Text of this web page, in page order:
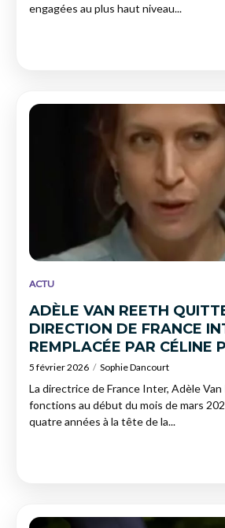
engagées au plus haut niveau...
ACTU
ADÈLE VAN REETH
DIRECTION DE FRANCE
REMPLACÉE PAR CÉLINE
5 février 2026 Sophie Dancourt
La directrice de France Inter, Adèle
fonctions au début du mois de mars
quatre années à la tête de la...